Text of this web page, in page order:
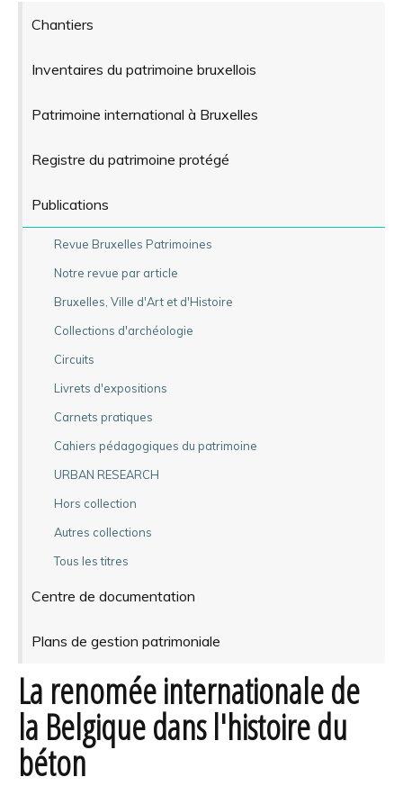
Chantiers
Inventaires du patrimoine bruxellois
Patrimoine international à Bruxelles
Registre du patrimoine protégé
Publications
Revue Bruxelles Patrimoines
Notre revue par article
Bruxelles, Ville d'Art et d'Histoire
Collections d'archéologie
Circuits
Livrets d'expositions
Carnets pratiques
Cahiers pédagogiques du patrimoine
URBAN RESEARCH
Hors collection
Autres collections
Tous les titres
Centre de documentation
Plans de gestion patrimoniale
La renomée internationale de
la Belgique dans l'histoire du
béton